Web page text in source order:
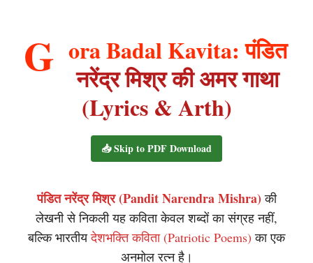
G ora Badal Kavita: पंडित
नरेंद्र मिश्र की अमर गाथा
(Lyrics & Arth)
📥 Skip to PDF Download
पंडित नरेंद्र मिश्र (Pandit Narendra Mishra) की
लेखनी से निकली यह कविता केवल शब्दों का संग्रह नहीं,
बल्कि भारतीयदेशभक्ति कविता (Patriotic Poems) का एक
अनमोल रत्न है।